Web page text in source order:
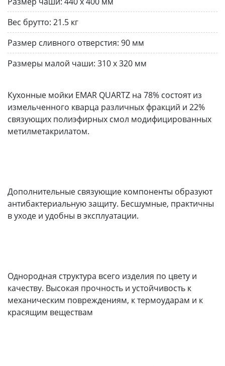
Вес брутто: 21.5 кг
Размер сливного отверстия: 90 мм
Размеры малой чаши: 310 x 320 мм
Кухонные мойки EMAR QUARTZ на 78% состоят из
измельченного кварца различных фракций и 22%
связующих полиэфирных смол модифицированных
метилметакрилатом.
Дополнительные связующие компоненты образуют
антибактериальную защиту. Бесшумные, практичны
в уходе и удобны в эксплуатации.
Однородная структура всего изделия по цвету и
качеству. Высокая прочность и устойчивость к
механическим повреждениям, к термоударам и к
красящим веществам